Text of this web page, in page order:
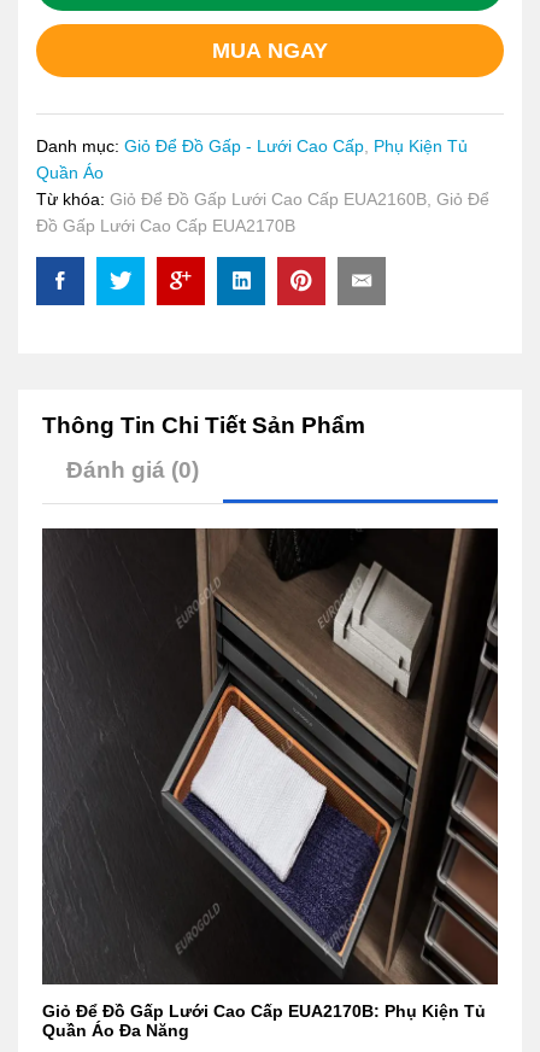
Cao
Cấp
EUA2170B
MUA NGAY
Danh mục: Giỏ Để Đồ Gấp - Lưới Cao Cấp, Phụ Kiện Tủ
Quần Áo
Từ khóa: Giỏ Để Đồ Gấp Lưới Cao Cấp EUA2160B, Giỏ Để
Đồ Gấp Lưới Cao Cấp EUA2170B
Thông Tin Chi Tiết Sản Phẩm
Đánh giá (0)
Giỏ Để Đồ Gấp Lưới Cao Cấp EUA2170B: Phụ Kiện Tủ
Quần Áo Đa Năng